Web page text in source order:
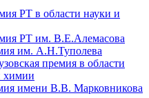
РТ в области науки и
РТ им. В.Е.Алемасова
им. А.Н.Туполева
премия в области
химии
имени В.В. Марковникова